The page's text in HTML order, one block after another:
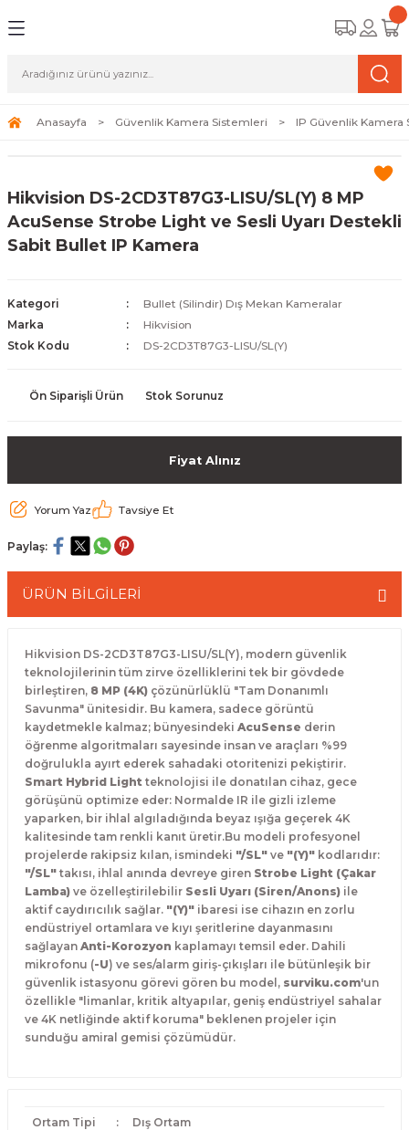
Sistemleri
Sistemleri (Network Kameraları)
ve Depolama Çözümleri
ve Bağlantı Kabloları
Kamera Lisansları
Güvenlik
Duvarı) Cihazları
Ağ Yönlendiricileri
Fi) ve Access Point Ürünleri
Antivirüs Yazılımları
ve Depolama Ürünleri
SSD
Kurtarma
Merkezi Altyapısı
Anasayfa Güvenlik Kamera Sistemleri IP Güvenlik Kamera
Hikvision DS-2CD3T87G3-LISU/SL(Y) 8 MP
AcuSense Strobe Light ve Sesli Uyarı Destekli
Sabit Bullet IP Kamera
Kategori
Bullet (Silindir) Dış Mekan Kameralar
Marka
Hikvision
Stok Kodu
DS-2CD3T87G3-LISU/SL(Y)
Ön Siparişli Ürün Stok Sorunuz
Fiyat Alınız
Yorum Yaz Tavsiye Et
Paylaş:
ÜRÜN BİLGİLERİ
Hikvision DS-2CD3T87G3-LISU/SL(Y), modern güvenlik
teknolojilerinin tüm zirve özelliklerini tek bir gövdede
birleştiren, 8 MP (4K) çözünürlüklü "Tam Donanımlı
Savunma" ünitesidir. Bu kamera, sadece görüntü
kaydetmekle kalmaz; bünyesindeki AcuSense derin
öğrenme algoritmaları sayesinde insan ve araçları %99
doğrulukla ayırt ederek sahadaki otoritenizi pekiştirir.
Smart Hybrid Light teknolojisi ile donatılan cihaz, gece
görüşünü optimize eder: Normalde IR ile gizli izleme
yaparken, bir ihlal algıladığında beyaz ışığa geçerek 4K
kalitesinde tam renkli kanıt üretir.Bu modeli profesyonel
projelerde rakipsiz kılan, ismindeki "/SL" ve "(Y)" kodlarıdır:
"/SL" takısı, ihlal anında devreye giren Strobe Light (Çakar
Lamba) ve özelleştirilebilir Sesli Uyarı (Siren/Anons) ile
aktif caydırıcılık sağlar. "(Y)" ibaresi ise cihazın en zorlu
endüstriyel ortamlara ve kıyı şeritlerine dayanmasını
sağlayan Anti-Korozyon kaplamayı temsil eder. Dahili
mikrofonu (-U) ve ses/alarm giriş-çıkışları ile bütünleşik bir
güvenlik istasyonu görevi gören bu model, surviku.com'un
özellikle "limanlar, kritik altyapılar, geniş endüstriyel sahalar
ve 4K netliğinde aktif koruma" beklenen projeler için
sunduğu amiral gemisi çözümüdür.
Ortam Tipi : Dış Ortam